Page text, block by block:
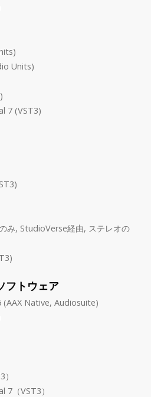
Units)
7 (VST3)
み, StudioVerse経由, ステレオの
フトウェア
Native, Audiosuite)
7（VST3）